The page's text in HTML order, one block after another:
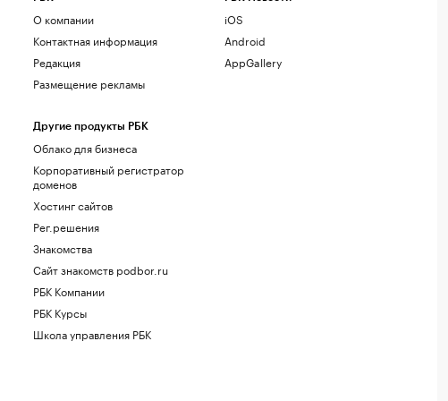
О компании
Контактная информация
Редакция
Размещение рекламы
Другие продукты РБК
Облако для бизнеса
Корпоративный регистратор
доменов
Хостинг сайтов
Рег.решения
Знакомства
Сайт знакомств podbor.ru
РБК Компании
РБК Курсы
Школа управления РБК
iOS
Android
AppGallery